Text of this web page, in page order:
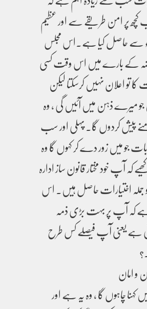
پر امن طریقے سے اور عظیم
سے حاصل کیا ہے۔اس مجلس
کے بارے میں اس وقت کسی
تو اعلان نہیں کرسکتا لیکن
میرے ذہن میں آئیں گی ، وہ
کردوں گا۔ پہلی اور سب
جو میں زور دے کر کہوں گا وہ
کہ آپ خود مختار قانون ساز ادارہ
اختیارات حاصل ہیں۔ اس
کہ آپ پر بہت بڑی ذمہ
ہے یعنی آپ فیصلے کس طرح
و امان
کہنا چاہوں گا ، وہ یہ ہے اور